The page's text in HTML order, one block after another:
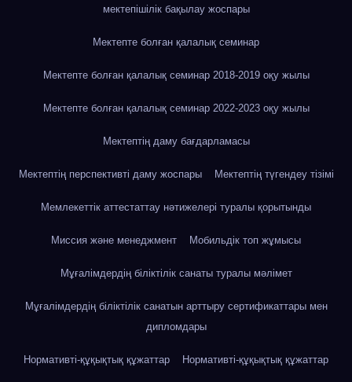
мектепішілік бақылау жоспары
Мектепте болған қалалық семинар
Мектепте болған қалалық семинар 2018-2019 оқу жылы
Мектепте болған қалалық семинар 2022-2023 оқу жылы
Мектептің даму бағдарламасы
Мектептің перспективті даму жоспары Мектептің түгендеу тізімі
Мемлекеттік аттестаттау нәтижелері туралы қорытынды
Миссия және менеджмент Мобильдік топ жұмысы
Мұғалімдердің біліктілік санаты туралы мәлімет
Мұғалімдердің біліктілік санатын арттыру сертификаттары мен
дипломдары
Нормативті-құқықтық құжаттар Нормативті-құқықтық құжаттар